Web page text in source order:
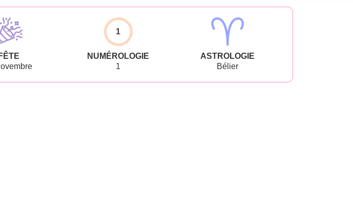
FÊTE
1
NUMÉROLOGIE
1
ASTROLOGIE
Bélier